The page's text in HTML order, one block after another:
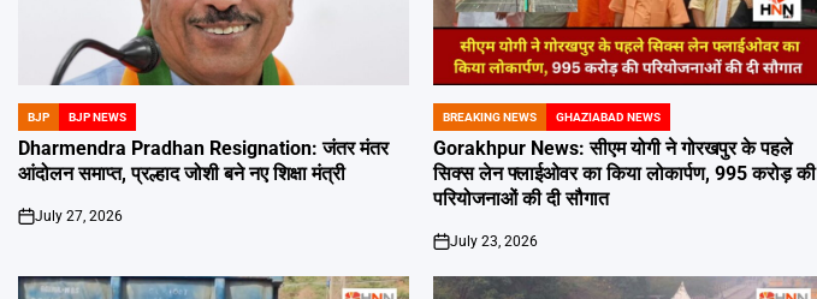
POSTED
IN
BJP BJP NEWS
Dharmendra Pradhan Resignation: जंतर मंतर
आंदोलन समाप्त, प्रल्हाद जोशी बने नए शिक्षा मंत्री
on
July 27, 2026
POSTED
IN
BREAKING NEWS GHAZIABAD NEWS
Gorakhpur News: सीएम योगी ने गोरखपुर के पहले
सिक्स लेन फ्लाईओवर का किया लोकार्पण, 995 करोड़ की
परियोजनाओं की दी सौगात
on
July 23, 2026